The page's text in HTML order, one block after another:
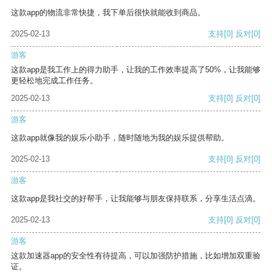
这款app的物流非常快捷，我下单后很快就能收到商品。
2025-02-13 支持[0] 反对[0]
游客
这款app是我工作上的得力助手，让我的工作效率提高了50%，让我能够
更轻松地完成工作任务。
2025-02-13
支持[0] 反对[0]
游客
这款app就像我的娱乐小助手，随时随地为我的娱乐提供帮助。
2025-02-13 支持[0] 反对[0]
游客
这款app是我社交的好帮手，让我能够与朋友保持联系，分享生活点滴。
2025-02-13 支持[0] 反对[0]
游客
这款加速器app的安全性有待提高，可以加强防护措施，比如增加双重验
证。